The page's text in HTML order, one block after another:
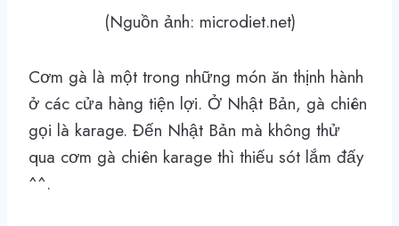
(Nguồn ảnh: microdiet.net)
Cơm gà là một trong những món ăn thịnh hành
ở các cửa hàng tiện lợi. Ở Nhật Bản, gà chiên
gọi là karage. Đến Nhật Bản mà không thử
qua cơm gà chiên karage thì thiếu sót lắm đấy
^^.